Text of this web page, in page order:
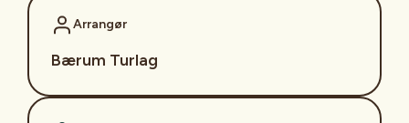
Arrangør
Bærum Turlag